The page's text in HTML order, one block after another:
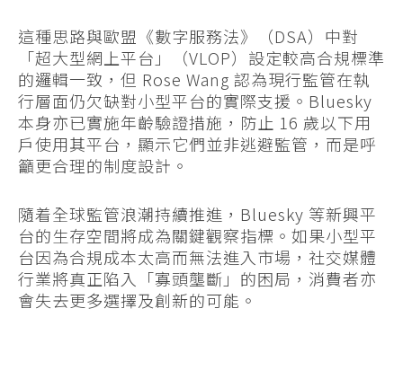
這種思路與歐盟《數字服務法》（DSA）中對
「超大型網上平台」（VLOP）設定較高合規標準
的邏輯一致，但 Rose Wang 認為現行監管在執
行層面仍欠缺對小型平台的實際支援。Bluesky
本身亦已實施年齡驗證措施，防止 16 歲以下用
戶使用其平台，顯示它們並非逃避監管，而是呼
籲更合理的制度設計。
隨着全球監管浪潮持續推進，Bluesky 等新興平
台的生存空間將成為關鍵觀察指標。如果小型平
台因為合規成本太高而無法進入市場，社交媒體
行業將真正陷入「寡頭壟斷」的困局，消費者亦
會失去更多選擇及創新的可能。